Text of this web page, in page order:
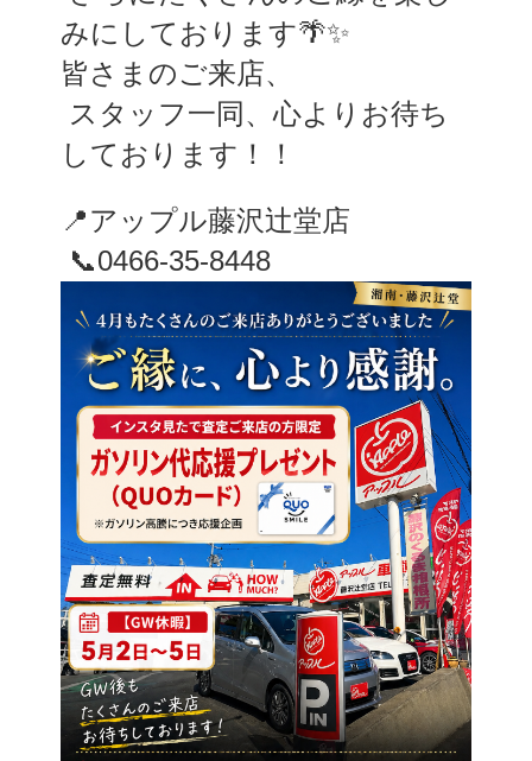
みにしております🌴✨
皆さまのご来店、
しております！！
📍アップル藤沢辻堂店
📞0466-35-8448